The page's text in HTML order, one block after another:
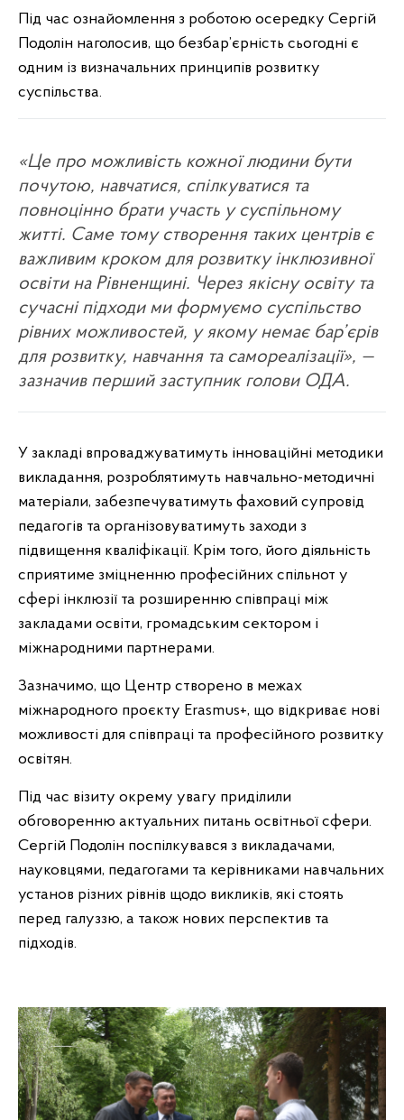
Під час ознайомлення з роботою осередку Сергій
Подолін наголосив, що безбар’єрність сьогодні є
одним із визначальних принципів розвитку
суспільства.
«Це про можливість кожної людини бути
почутою, навчатися, спілкуватися та
повноцінно брати участь у суспільному
житті. Саме тому створення таких центрів є
важливим кроком для розвитку інклюзивної
освіти на Рівненщині. Через якісну освіту та
сучасні підходи ми формуємо суспільство
рівних можливостей, у якому немає бар’єрів
для розвитку, навчання та самореалізації», —
зазначив перший заступник голови ОДА.
У закладі впроваджуватимуть інноваційні методики
викладання, розроблятимуть навчально-методичні
матеріали, забезпечуватимуть фаховий супровід
педагогів та організовуватимуть заходи з
підвищення кваліфікації. Крім того, його діяльність
сприятиме зміцненню професійних спільнот у
сфері інклюзії та розширенню співпраці між
закладами освіти, громадським сектором і
міжнародними партнерами.
Зазначимо, що Центр створено в межах
міжнародного проєкту Erasmus+, що відкриває нові
можливості для співпраці та професійного розвитку
освітян.
Під час візиту окрему увагу приділили
обговоренню актуальних питань освітньої сфери.
Сергій Подолін поспілкувався з викладачами,
науковцями, педагогами та керівниками навчальних
установ різних рівнів щодо викликів, які стоять
перед галуззю, а також нових перспектив та
підходів.